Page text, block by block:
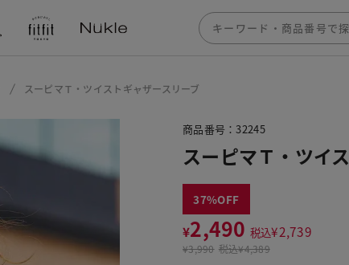
スーピマＴ・ツイストギャザースリーブ
商品番号：32245
スーピマＴ・ツイ
37
¥2,490 税込¥2,739
¥3,990 税込¥4,389